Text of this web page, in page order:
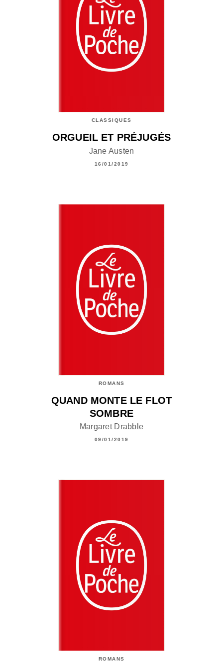
CLASSIQUES
ORGUEIL ET PRÉJUGÉS
Jane Austen
16/01/2019
ROMANS
QUAND MONTE LE FLOT
SOMBRE
Margaret Drabble
09/01/2019
ROMANS